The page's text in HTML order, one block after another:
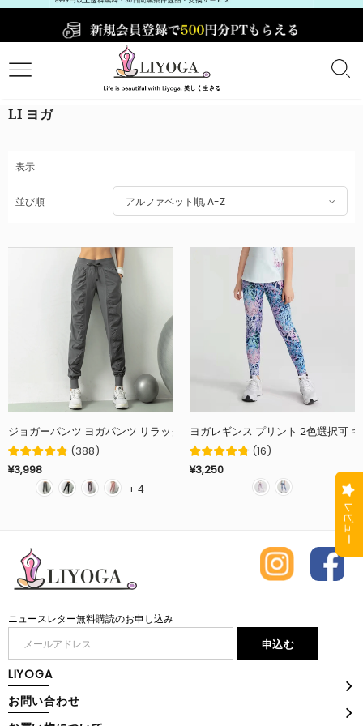
LI ヨガ
表示
並び順 アルファベット順, A-Z
(388)
¥3,998
+ 4
ヨガレギンス プリント
(16)
¥3,250
ニュースレター無料購読のお申し込み
LIYOGA
お問い合わせ